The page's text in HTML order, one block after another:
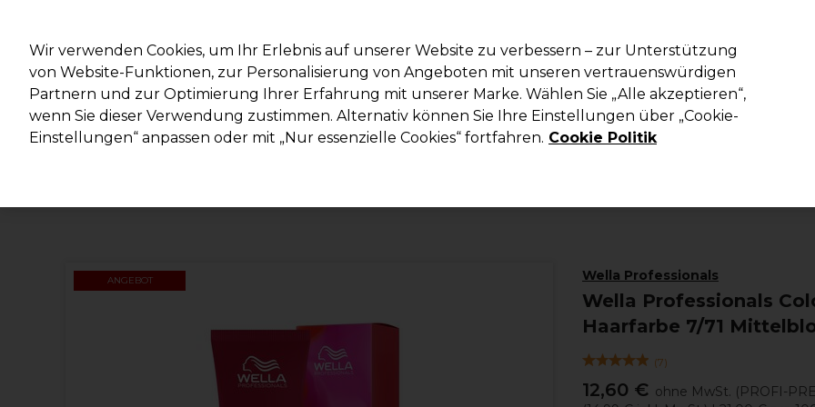
Suchen
Marken Deals Haare Elektrogeräte Saloneinrichtung Kosmetik Herrenfriseur Inspiration Die Professional
Lieferung und Lieferzeiten
Wella Professionals
Wella Professionals
Haarfarbe 7/71
(7)
12,60 € ohne MwSt. (PROFI-
ANGEBOT
Wir verwenden Cookies, um Ihr Erlebnis auf unserer Website zu verbessern – zur Unterstützung
von Website-Funktionen, zur Personalisierung von Angeboten mit unseren vertrauenswürdigen
Partnern und zur Optimierung Ihrer Erfahrung mit unserer Marke. Wählen Sie „Alle akzeptieren“,
wenn Sie dieser Verwendung zustimmen. Alternativ können Sie Ihre Einstellungen über „Cookie-
Einstellungen“ anpassen oder mit „Nur essenzielle Cookies“ fortfahren. Cookie Politik